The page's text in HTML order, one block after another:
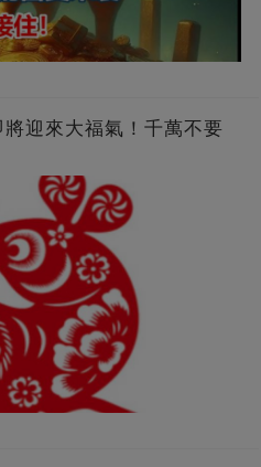
迎來大福氣！千萬不要